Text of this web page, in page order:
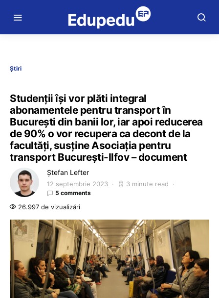
Știri
Studenții își vor plăti integral
abonamentele pentru transport în
București din banii lor, iar apoi reducerea
de 90% o vor recupera ca decont de la
facultăți, susține Asociația pentru
transport București-Ilfov – document
Ștefan Lefter
12 septembrie 2023 3 minute read
5 comments
26.997 de vizualizări